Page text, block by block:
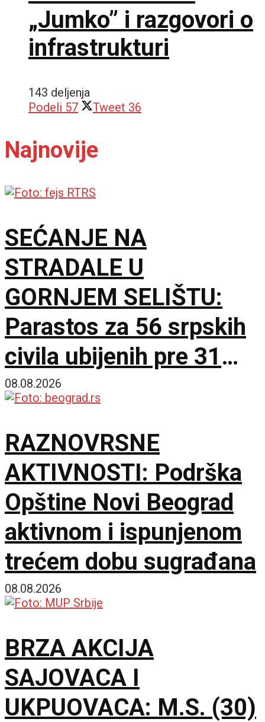
„Jumko” i razgovori o
infrastrukturi
143 deljenja
Podeli 57 Tweet 36
Najnovije
SEĆANJE NA
STRADALE U
GORNJEM SELIŠTU:
Parastos za 56 srpskih
civila ubijenih pre 31
godinu
08.08.2026
RAZNOVRSNE
AKTIVNOSTI: Podrška
Opštine Novi Beograd
aktivnom i ispunjenom
trećem dobu sugrađana
08.08.2026
BRZA AKCIJA
SAJOVACA I
UKPUOVACA: M.S. (30)